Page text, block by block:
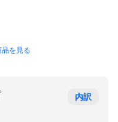
を見る
内訳